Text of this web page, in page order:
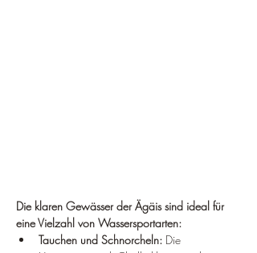
Die klaren Gewässer der Ägäis sind ideal für
eine Vielzahl von Wassersportarten:
Tauchen und Schnorcheln: Die